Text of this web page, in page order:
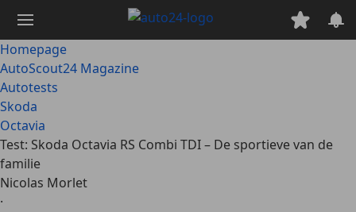
naar
hoofdinhoud
Homepage
AutoScout24 Magazine
Autotests
Skoda
Octavia
Test: Skoda Octavia RS Combi TDI – De sportieve van de
familie
Nicolas Morlet
·